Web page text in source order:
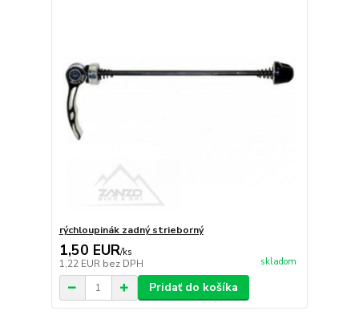
rýchloupinák zadný strieborný
1,50 EUR/ks
1,22 EUR bez DPH skladom
Pridať do košíka